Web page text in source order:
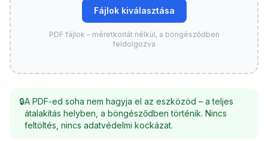
Fájlok kiválasztása
PDF fájlok – méretkorlát nélkül, a böngésződben
feldolgozva
🔒A PDF-ed soha nem hagyja el az eszközöd – a teljes
átalakítás helyben, a böngésződben történik. Nincs
feltöltés, nincs adatvédelmi kockázat.